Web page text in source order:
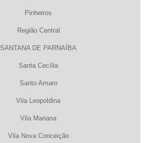
Pinheiros
Região Central
SANTANA DE PARNAÍBA
Santa Cecília
Santo Amaro
Vila Leopoldina
Vila Mariana
Vila Nova Conceição